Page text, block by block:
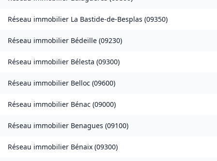
Réseau immobilier La Bastide-de-Besplas (09350)
Réseau immobilier Bédeille (09230)
Réseau immobilier Bélesta (09300)
Réseau immobilier Belloc (09600)
Réseau immobilier Bénac (09000)
Réseau immobilier Benagues (09100)
Réseau immobilier Bénaix (09300)